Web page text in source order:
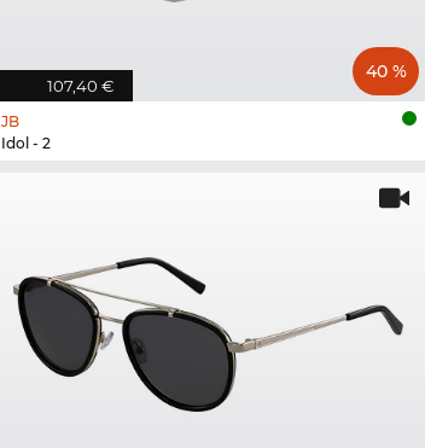
107,40 €
40 %
JB
Idol - 2